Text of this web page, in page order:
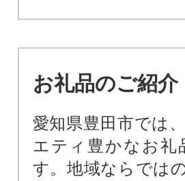
お礼品のご紹介
愛知県豊田市では
エティ豊かなお礼
す。地域ならでは